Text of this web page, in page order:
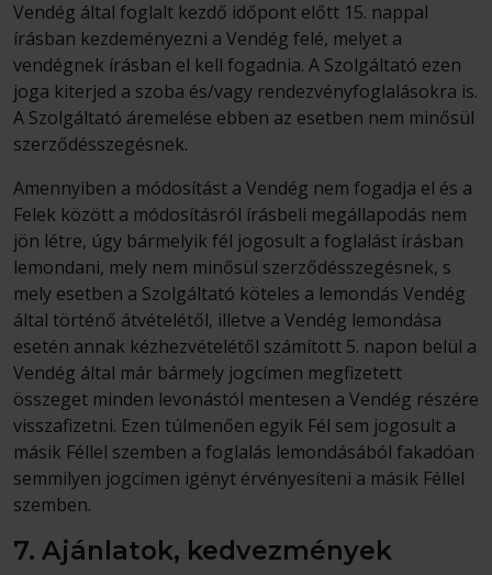
Vendég által foglalt kezdő időpont előtt 15. nappal
írásban kezdeményezni a Vendég felé, melyet a
vendégnek írásban el kell fogadnia. A Szolgáltató ezen
joga kiterjed a szoba és/vagy rendezvényfoglalásokra is.
A Szolgáltató áremelése ebben az esetben nem minősül
szerződésszegésnek.
Amennyiben a módosítást a Vendég nem fogadja el és a
Felek között a módosításról írásbeli megállapodás nem
jön létre, úgy bármelyik fél jogosult a foglalást írásban
lemondani, mely nem minősül szerződésszegésnek, s
mely esetben a Szolgáltató köteles a lemondás Vendég
által történő átvételétől, illetve a Vendég lemondása
esetén annak kézhezvételétől számított 5. napon belül a
Vendég által már bármely jogcímen megfizetett
összeget minden levonástól mentesen a Vendég részére
visszafizetni. Ezen túlmenően egyik Fél sem jogosult a
másik Féllel szemben a foglalás lemondásából fakadóan
semmilyen jogcímen igényt érvényesíteni a másik Féllel
szemben.
7. Ajánlatok, kedvezmények